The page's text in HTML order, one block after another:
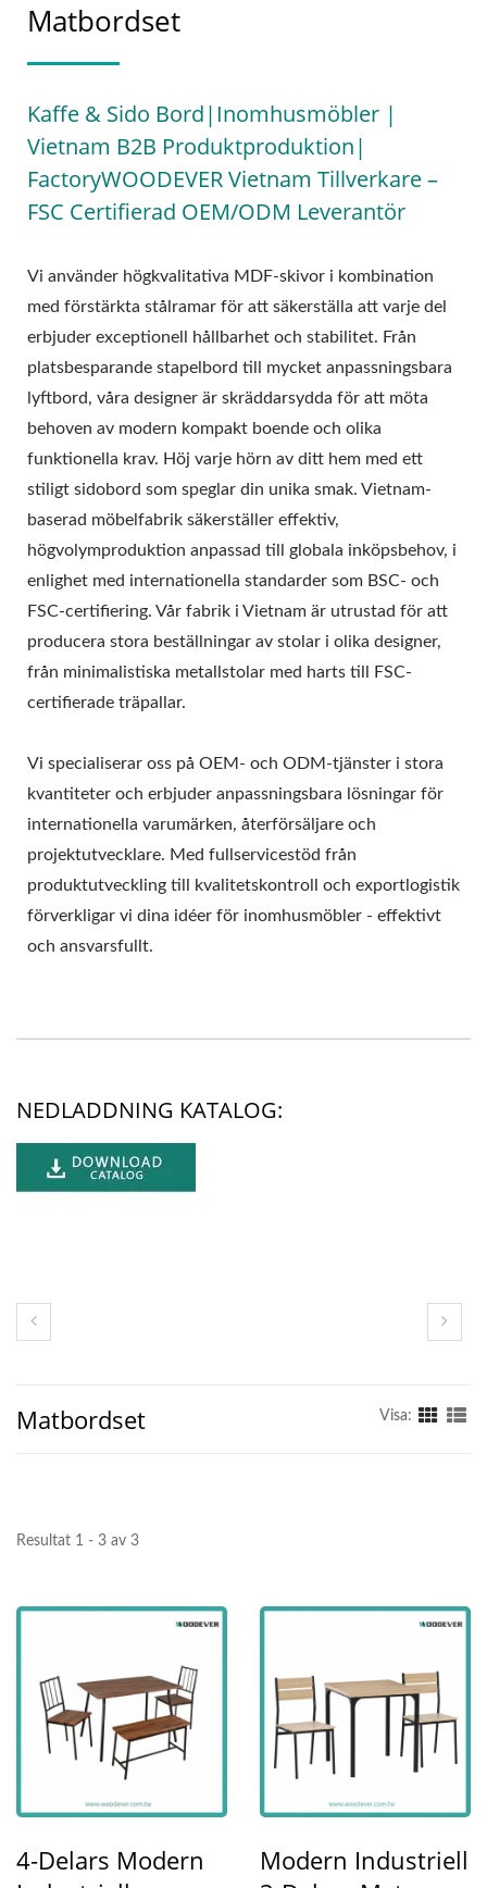
Matbordset
Kaffe & Sido Bord|Inomhusmöbler |
Vietnam B2B Produktproduktion|
FactoryWOODEVER Vietnam Tillverkare –
FSC Certifierad OEM/ODM Leverantör
Vi använder högkvalitativa MDF-skivor i kombination
med förstärkta stålramar för att säkerställa att varje del
erbjuder exceptionell hållbarhet och stabilitet. Från
platsbesparande stapelbord till mycket anpassningsbara
lyftbord, våra designer är skräddarsydda för att möta
behoven av modern kompakt boende och olika
funktionella krav. Höj varje hörn av ditt hem med ett
stiligt sidobord som speglar din unika smak. Vietnam-
baserad möbelfabrik säkerställer effektiv,
högvolymproduktion anpassad till globala inköpsbehov, i
enlighet med internationella standarder som BSC- och
FSC-certifiering. Vår fabrik i Vietnam är utrustad för att
producera stora beställningar av stolar i olika designer,
från minimalistiska metallstolar med harts till FSC-
certifierade träpallar.
Vi specialiserar oss på OEM- och ODM-tjänster i stora
kvantiteter och erbjuder anpassningsbara lösningar för
internationella varumärken, återförsäljare och
projektutvecklare. Med fullservicestöd från
produktutveckling till kvalitetskontroll och exportlogistik
förverkligar vi dina idéer för inomhusmöbler - effektivt
och ansvarsfullt.
NEDLADDNING KATALOG:
Matbordset Visa:
Resultat 1 - 3 av 3
4-Delars Modern
Modern Industriell